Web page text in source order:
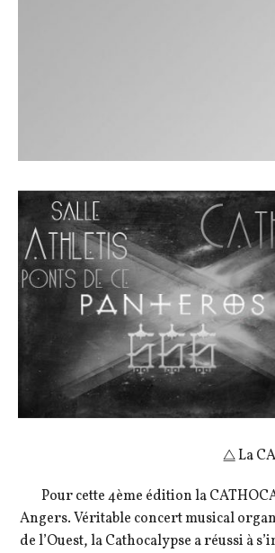
⧋ La
Pour cette 4ème édition la
Angers. Véritable concert musical
de l’Ouest, la Cathocalypse a réussi à